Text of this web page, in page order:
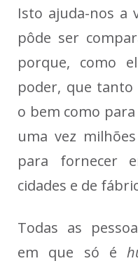
Isto ajuda-nos a
pôde ser
porque, como
poder, que
o bem como
uma vez
para fornecer
cidades e de
Todas as
em que só é